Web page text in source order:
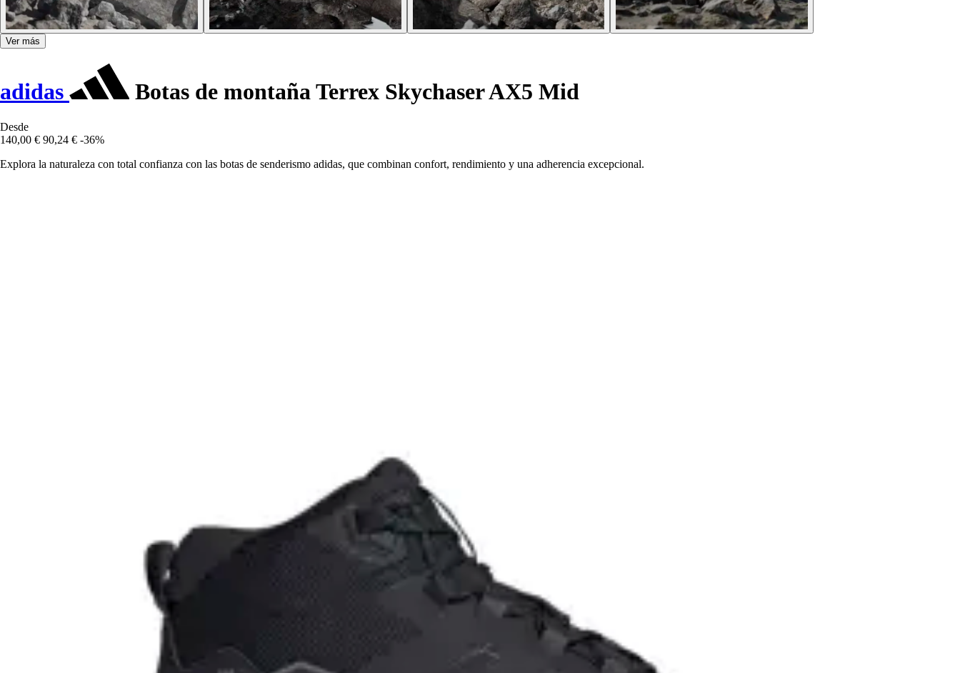
Ver más
adidas Botas de montaña Terrex Skychaser AX5 Mid
Desde
140,00 € 90,24 € -36%
Explora la naturaleza con total confianza con las botas de senderismo adidas, que combinan confort, rendimiento y una adherencia excepcional.